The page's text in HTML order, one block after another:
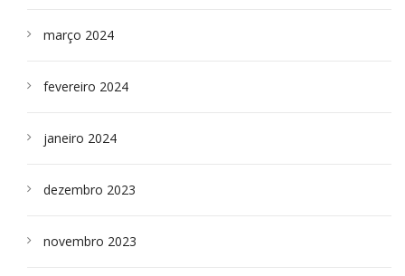
março 2024
fevereiro 2024
janeiro 2024
dezembro 2023
novembro 2023